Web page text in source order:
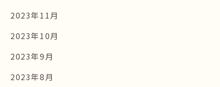
2023年11月
2023年10月
2023年9月
2023年8月